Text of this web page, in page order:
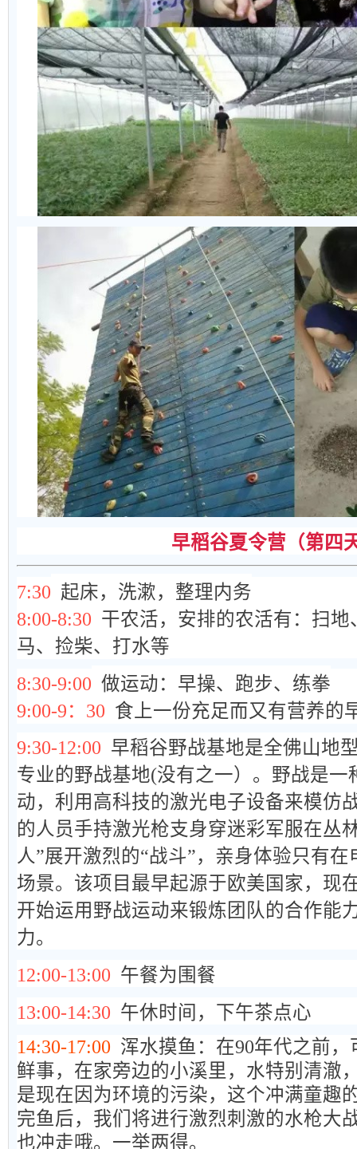
早稻谷夏令营（第四
7:30 起床，洗漱，整理内务
8:00-8:30 干农活，安排的农活有：扫
马、捡柴、打水等
8:30-9:00 做运动：早操、跑步、练拳
9:00-9：30 食上一份充足而又有营养
9:30-12:00 早稻谷野战基地是全佛山地
专业的野战基地(没有之一）。 野战是一
动，利用高科技的激光电子设备来模仿
的人员手持激光枪支身穿迷彩军服在丛
人”展开激烈的“战斗”，亲身体验只有
场景。该项目最早起源于欧美国家，现
开始运用野战运动来锻炼团队的合作能
力。
12:00-13:00 午餐为围餐
13:00-14:30 午休时间，下午茶点心
14:30-17:00 浑水摸鱼：在90年代之前
鲜事，在家旁边的小溪里，水特别清澈
是现在因为环境的污染，这个冲满童趣
完鱼后，我们将进行激烈刺激的水枪大
也冲走哦。一举两得。